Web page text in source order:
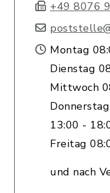
+49 8076
Montag
Dienstag
Mittwoch
13:00 -
Freitag
und nach